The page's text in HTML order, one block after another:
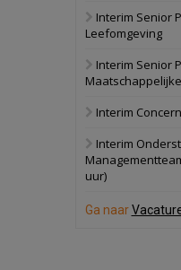
17 september 2026
Interim Senior
Leefomgeving
Interim Senior
Interim
Interim
uur)
Ga naar